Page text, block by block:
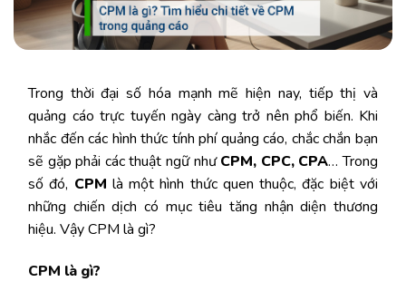
Trong thời đại số hóa mạnh mẽ hiện nay, tiếp thị và
quảng cáo trực tuyến ngày càng trở nên phổ biến. Khi
nhắc đến các hình thức tính phí quảng cáo, chắc chắn bạn
sẽ gặp phải các thuật ngữ nhưCPM, CPC, CPA… Trong
số đó, CPM là một hình thức quen thuộc, đặc biệt với
những chiến dịch có mục tiêu tăng nhận diện thương
hiệu. Vậy CPM là gì?
CPM là gì?